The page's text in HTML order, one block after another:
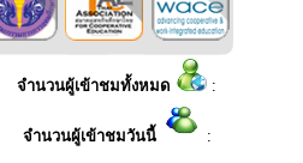
จำนวนผู้เข้าชมทั้งหมด :
จำนวนผู้เข้าชมวันนี้ :